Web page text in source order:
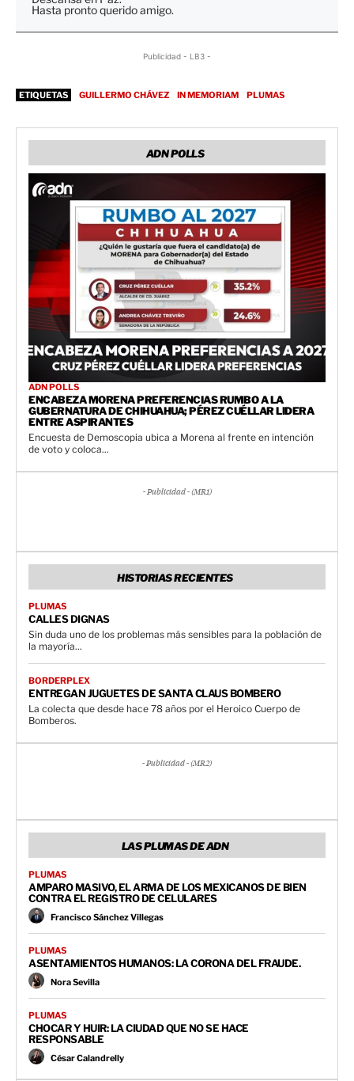
Hasta pronto querido amigo.
Publicidad - LB3 -
ETIQUETAS GUILLERMO CHÁVEZ IN MEMORIAM PLUMAS
ADN POLLS
ADN POLLS
ENCABEZA MORENA PREFERENCIAS RUMBO A LA
GUBERNATURA DE CHIHUAHUA; PÉREZ CUÉLLAR LIDERA
ENTRE ASPIRANTES
Encuesta de Demoscopia ubica a Morena al frente en intención
de voto y coloca...
- Publicidad - (MR1)
HISTORIAS RECIENTES
PLUMAS
CALLES DIGNAS
Sin duda uno de los problemas más sensibles para la población de
la mayoría...
BORDERPLEX
ENTREGAN JUGUETES DE SANTA CLAUS BOMBERO
La colecta que desde hace 78 años por el Heroico Cuerpo de
Bomberos.
- Publicidad - (MR2)
LAS PLUMAS DE ADN
PLUMAS
AMPARO MASIVO, EL ARMA DE LOS MEXICANOS DE BIEN
CONTRA EL REGISTRO DE CELULARES
Francisco Sánchez Villegas
PLUMAS
ASENTAMIENTOS HUMANOS: LA CORONA DEL FRAUDE.
Nora Sevilla
PLUMAS
CHOCAR Y HUIR: LA CIUDAD QUE NO SE HACE
RESPONSABLE
César Calandrelly